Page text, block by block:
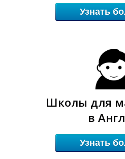
Узнать
Школы для
в
Узнать